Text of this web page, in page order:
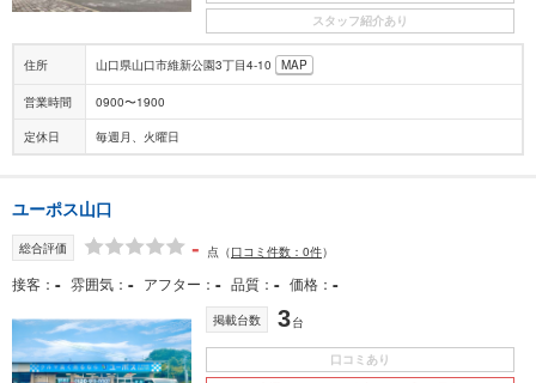
スタッフ紹介あり
住所 山口県山口市維新公園3丁目4-10 MAP
営業時間 0900〜1900
定休日 毎週月、火曜日
ユーポス山口
総合評価 - 点 （口コミ件数：0件）
接客 - 雰囲気 - アフター - 品質 - 価格 -
掲載台数 3台
口コミあり